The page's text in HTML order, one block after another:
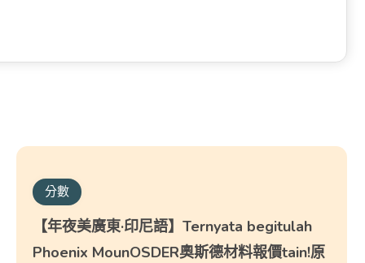
分數
【年夜美廣東·印尼語】Ternyata begitulah
Phoenix MounOSDER奧斯德材料報價tain!原